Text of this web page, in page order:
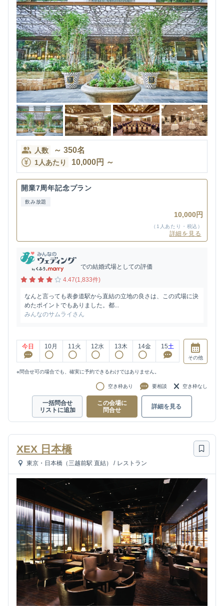
人数 ～ 350名
1人あたり 10,000円 ～
開業7周年記念プラン
飲み放題
10,000円
（1人あたり・税込）
詳細を見る
での結婚式場としての評価
4.47(1,833件)
なんと言っても表参道駅から直結の立地の良さは、この式場に決
めたポイントでもありました。都...
みんなのサムライさん
今日 10月 11火 12水 13木 14金 15土
その他
※問合せ可の場合でも、確実に予約できるわけではありません。
空き枠あり 要相談 空き枠なし
一括問合せ
リストに追加
この会場に
問合せ
詳細を見る
XEX 日本橋
東京・日本橋（三越前駅 直結） / レストラン